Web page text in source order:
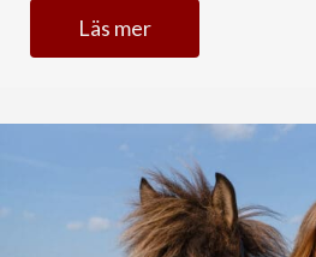
Läs mer